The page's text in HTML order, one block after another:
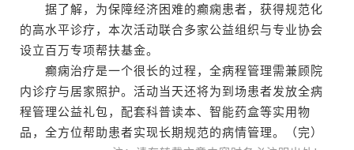
据了解，为保障经济困难的癫痫患者，获得规范化
的高水平诊疗，本次活动联合多家公益组织与专业协会
设立百万专项帮扶基金。
癫痫治疗是一个很长的过程，全病程管理需兼顾院
内诊疗与居家照护。活动当天还将为到场患者发放全病
程管理公益礼包，配套科普读本、智能药盒等实用物
品，全方位帮助患者实现长期规范的病情管理。（完）